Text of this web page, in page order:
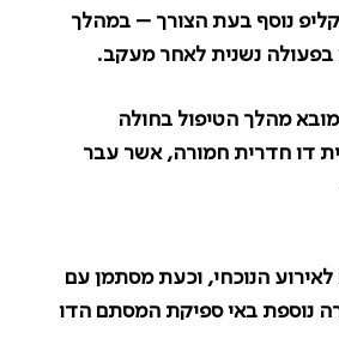
נוסף בעת הצורך – במהלך
בפעולה נשנית לאחר מעקב.
מהלך הטיפול בחולה
דו חדרית חמורה, אשר עבר
הנוכחי, וכעת מסתמן עם
נוספת באי ספיקת המסתם הדו